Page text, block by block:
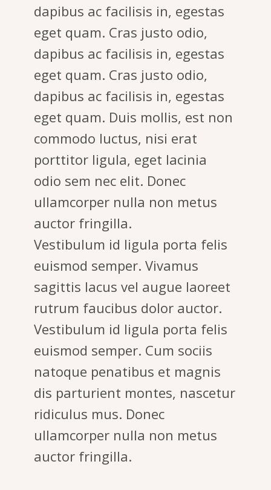
dapibus ac facilisis in, egestas
eget quam. Cras justo odio,
dapibus ac facilisis in, egestas
eget quam. Cras justo odio,
dapibus ac facilisis in, egestas
eget quam. Duis mollis, est non
commodo luctus, nisi erat
porttitor ligula, eget lacinia
odio sem nec elit. Donec
ullamcorper nulla non metus
auctor fringilla.
Vestibulum id ligula porta felis
euismod semper. Vivamus
sagittis lacus vel augue laoreet
rutrum faucibus dolor auctor.
Vestibulum id ligula porta felis
euismod semper. Cum sociis
natoque penatibus et magnis
dis parturient montes, nascetur
ridiculus mus. Donec
ullamcorper nulla non metus
auctor fringilla.